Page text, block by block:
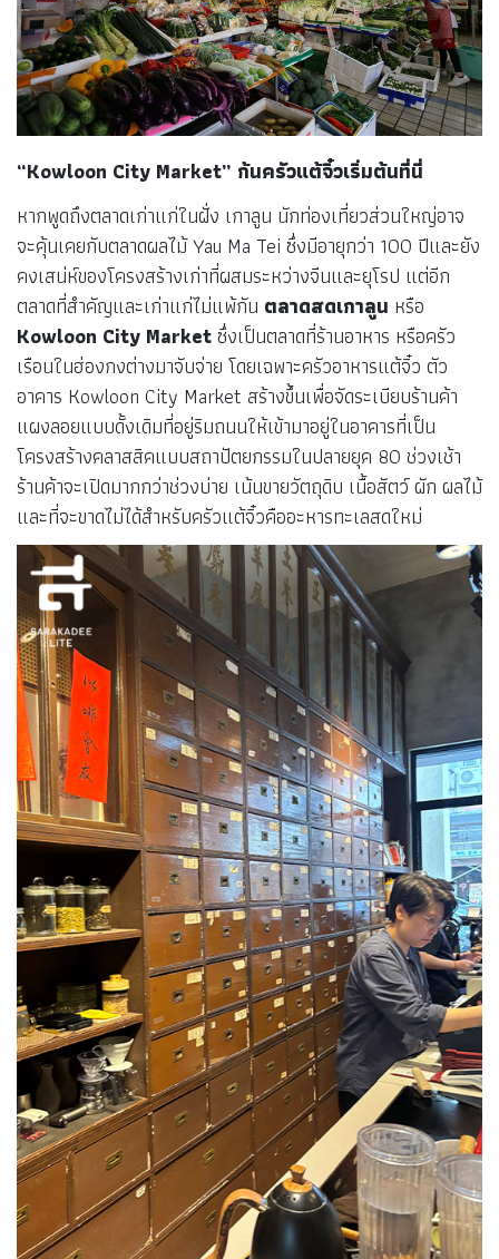
“Kowloon City Market” ก้นครัวแต้จิ๋วเริ่มต้นที่นี่
หากพูดถึงตลาดเก่าแก่ในฝั่ง เกาลูน นักท่องเที่ยวส่วนใหญ่อาจ
จะคุ้นเคยกับตลาดผลไม้ Yau Ma Tei ซึ่งมีอายุกว่า 100 ปีและยัง
คงเสน่ห์ของโครงสร้างเก่าที่ผสมระหว่างจีนและยุโรป แต่อีก
ตลาดที่สำคัญและเก่าแก่ไม่แพ้กัน ตลาดสดเกาลูน หรือ
Kowloon City Marketซึ่งเป็นตลาดที่ร้านอาหาร หรือครัว
เรือนในฮ่องกงต่างมาจับจ่าย โดยเฉพาะครัวอาหารแต้จิ๋ว ตัว
อาคาร Kowloon City Market สร้างขึ้นเพื่อจัดระเบียบร้านค้า
แผงลอยแบบดั้งเดิมที่อยู่ริมถนนให้เข้ามาอยู่ในอาคารที่เป็น
โครงสร้างคลาสสิคแบบสถาปัตยกรรมในปลายยุค 80 ช่วงเช้า
ร้านค้าจะเปิดมากกว่าช่วงบ่าย เน้นขายวัตถุดิบ เนื้อสัตว์ ผัก ผลไม้
และที่จะขาดไม่ได้สำหรับครัวแต้จิ๋วคืออะหารทะเลสดใหม่